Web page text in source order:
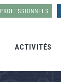
PROFESSIONNELS
ACTIVITÉS